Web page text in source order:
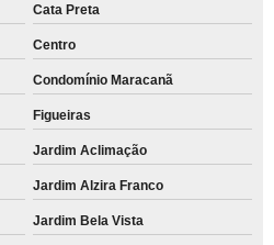
Cata Preta
Centro
Condomínio Maracanã
Figueiras
Jardim Aclimação
Jardim Alzira Franco
Jardim Bela Vista